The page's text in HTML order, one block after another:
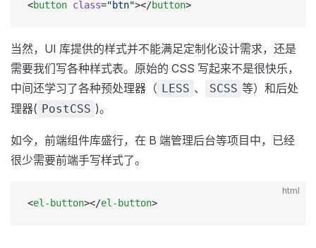
<button class="btn"></button>
当然，UI 库提供的样式并不能满足定制化设计需求，还是
需要我们写各种样式表。原始的 CSS 写起来不是很快乐，
中间还学习了各种预处理器（ LESS 、 SCSS 等）和后处
理器( PostCSS )。
如今，前端组件库盛行，在 B 端管理后台等项目中，已经
很少需要前端手写样式了。
html
<el-button></el-button>